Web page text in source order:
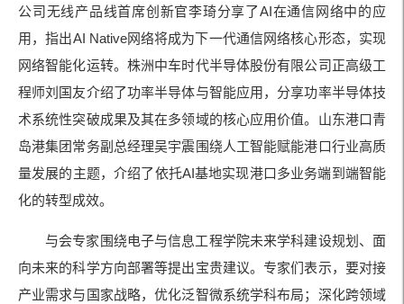
公司无线产品线首席创新官李琦分享了AI在通信网络中的应
用，指出AI Native网络将成为下一代通信网络核心形态，实现
网络智能化运转。株洲中车时代半导体股份有限公司正高级工
程师刘国友介绍了功率半导体与智能应用，分享功率半导体技
术系统性突破成果及其在多领域的核心应用价值。山东港口青
岛港集团常务副总经理吴宇震围绕人工智能赋能港口行业高质
量发展的主题，介绍了依托AI基地实现港口多业务端到端智能
化的转型成效。
与会专家围绕电子与信息工程学院未来学科建设规划、面
向未来的科学方向部署等提出宝贵建议。专家们表示，要对接
产业需求与国家战略，优化泛智微系统学科布局；深化跨领域